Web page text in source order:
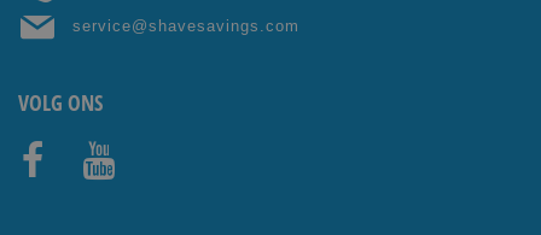
service@shavesavings.com
VOLG ONS